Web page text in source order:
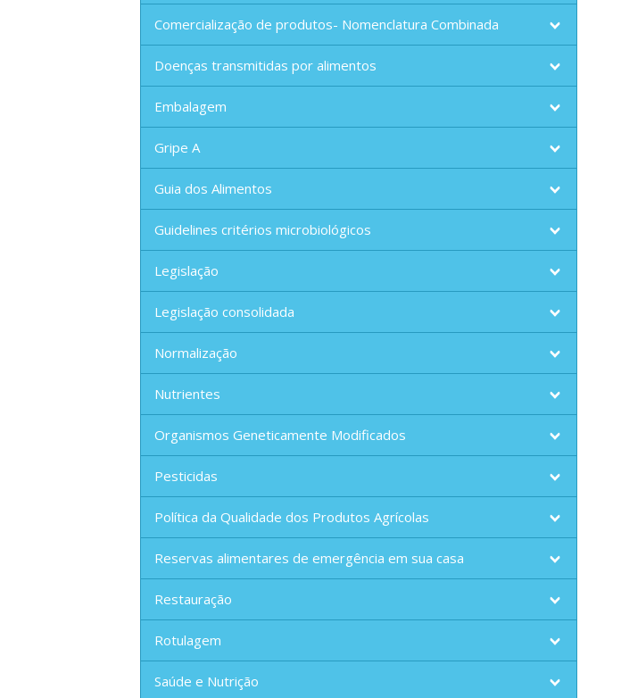
Comercialização de produtos- Nomenclatura Combinada
Doenças transmitidas por alimentos
Embalagem
Gripe A
Guia dos Alimentos
Guidelines critérios microbiológicos
Legislação
Legislação consolidada
Normalização
Nutrientes
Organismos Geneticamente Modificados
Pesticidas
Política da Qualidade dos Produtos Agrícolas
Reservas alimentares de emergência em sua casa
Restauração
Rotulagem
Saúde e Nutrição